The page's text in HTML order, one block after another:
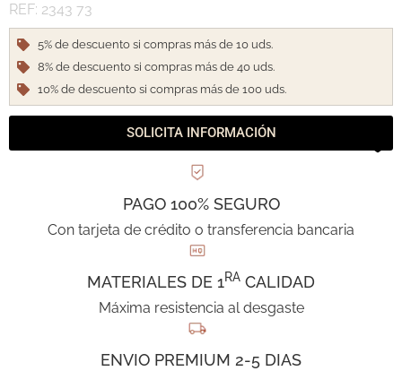
REF: 2343 73
5% de descuento si compras más de 10 uds.
8% de descuento si compras más de 40 uds.
10% de descuento si compras más de 100 uds.
SOLICITA INFORMACIÓN
PAGO 100% SEGURO
Con tarjeta de crédito o transferencia bancaria
MATERIALES DE 1RA CALIDAD
Máxima resistencia al desgaste
ENVIO PREMIUM 2-5 DIAS